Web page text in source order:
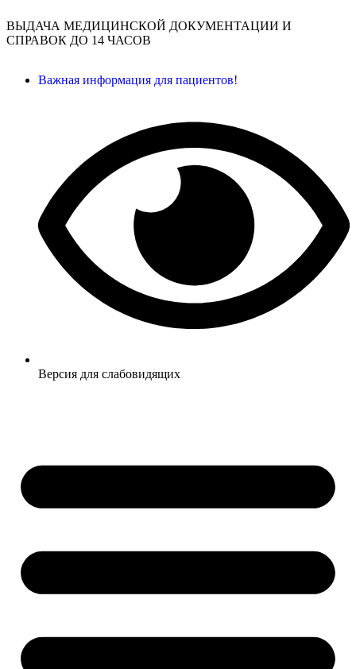
ВЫДАЧА МЕДИЦИНСКОЙ ДОКУМЕНТАЦИИ И
СПРАВОК ДО 14 ЧАСОВ
Важная информация для пациентов!
Версия для слабовидящих